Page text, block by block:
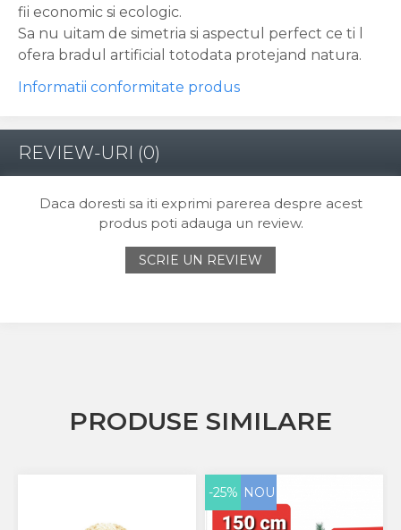
fii economic si ecologic.
Sa nu uitam de simetria si aspectul perfect ce ti l
ofera bradul artificial totodata protejand natura.
Informatii conformitate produs
REVIEW-URI (0)
Daca doresti sa iti exprimi parerea despre acest
produs poti adauga un review.
SCRIE UN REVIEW
PRODUSE SIMILARE
-25% NOU